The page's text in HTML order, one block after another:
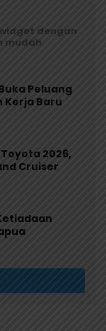
dengan
mudah
Peluang
Kerja Baru
2026,
Cruiser